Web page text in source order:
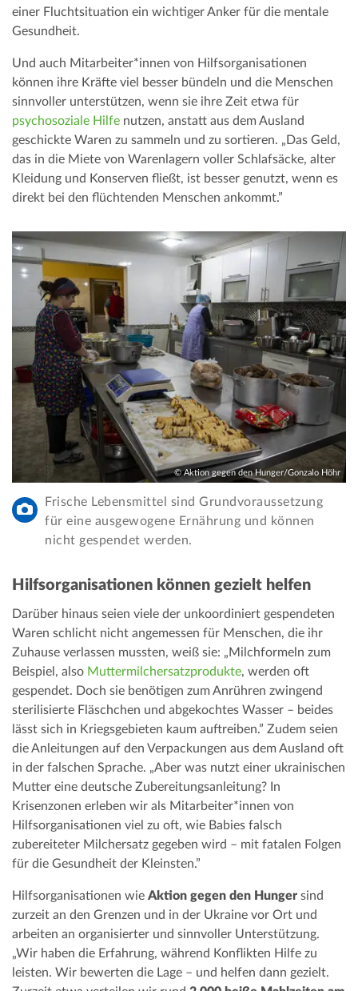
einer Fluchtsituation ein wichtiger Anker für die mentale
Gesundheit.
Und auch Mitarbeiter*innen von Hilfsorganisationen
können ihre Kräfte viel besser bündeln und die Menschen
sinnvoller unterstützen, wenn sie ihre Zeit etwa für
psychosoziale Hilfe nutzen, anstatt aus dem Ausland
geschickte Waren zu sammeln und zu sortieren. „Das Geld,
das in die Miete von Warenlagern voller Schlafsäcke, alter
Kleidung und Konserven fließt, ist besser genutzt, wenn es
direkt bei den flüchtenden Menschen ankommt.”
© Aktion gegen den Hunger/Gonzalo Höhr
Frische Lebensmittel sind Grundvoraussetzung
für eine ausgewogene Ernährung und können
nicht gespendet werden.
Hilfsorganisationen können gezielt helfen
Darüber hinaus seien viele der unkoordiniert gespendeten
Waren schlicht nicht angemessen für Menschen, die ihr
Zuhause verlassen mussten, weiß sie: „Milchformeln zum
Beispiel, also Muttermilchersatzprodukte, werden oft
gespendet. Doch sie benötigen zum Anrühren zwingend
sterilisierte Fläschchen und abgekochtes Wasser – beides
lässt sich in Kriegsgebieten kaum auftreiben.” Zudem seien
die Anleitungen auf den Verpackungen aus dem Ausland oft
in der falschen Sprache. „Aber was nutzt einer ukrainischen
Mutter eine deutsche Zubereitungsanleitung? In
Krisenzonen erleben wir als Mitarbeiter*innen von
Hilfsorganisationen viel zu oft, wie Babies falsch
zubereiteter Milchersatz gegeben wird – mit fatalen Folgen
für die Gesundheit der Kleinsten.”
Hilfsorganisationen wie Aktion gegen den Hunger sind
zurzeit an den Grenzen und in der Ukraine vor Ort und
arbeiten an organisierter und sinnvoller Unterstützung.
„Wir haben die Erfahrung, während Konflikten Hilfe zu
leisten. Wir bewerten die Lage – und helfen dann gezielt.